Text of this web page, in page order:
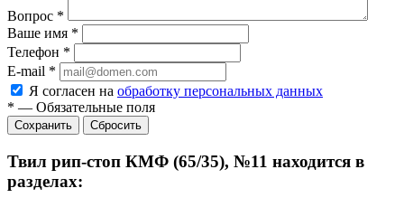
Вопрос *
Ваше имя *
Телефон *
E-mail *
Я согласен на обработку персональных данных
* — Обязательные поля
Сбросить
Твил рип-стоп КМФ (65/35), №11 находится в
разделах: